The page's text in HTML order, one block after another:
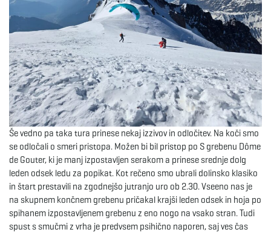
Še vedno pa taka tura prinese nekaj izzivov in odločitev. Na koči smo
se odločali o smeri pristopa. Možen bi bil pristop po S grebenu Dôme
de Gouter, ki je manj izpostavljen serakom a prinese srednje dolg
leden odsek ledu za popikat. Kot rečeno smo ubrali dolinsko klasiko
in štart prestavili na zgodnejšo jutranjo uro ob 2.30. Vseeno nas je
na skupnem končnem grebenu pričakal krajši leden odsek in hoja po
spihanem izpostavljenem grebenu z eno nogo na vsako stran. Tudi
spust s smučmi z vrha je predvsem psihično naporen, saj ves čas